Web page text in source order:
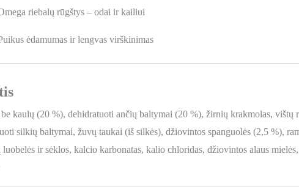
riebalų rūgštys – odai ir kailiui
ėdamumas ir lengvas virškinimas
kaulų (20 %), dehidratuoti ančių baltymai (20 %), žirnių krakmolas,
silkių baltymai, žuvų taukai (iš silkės), džiovintos spanguolės (2,5 %),
luobelės ir sėklos, kalcio karbonatas, kalio chloridas, džiovintos alaus